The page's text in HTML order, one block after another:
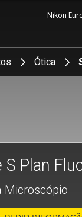
Nikon
Ótica
S Plan
Microscópio